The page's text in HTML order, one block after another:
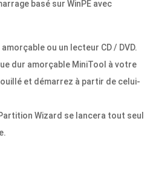
ou un lecteur CD / DVD.
dur amorçable MiniTool à votre
et démarrez à partir de celui-
Wizard se lancera tout seul